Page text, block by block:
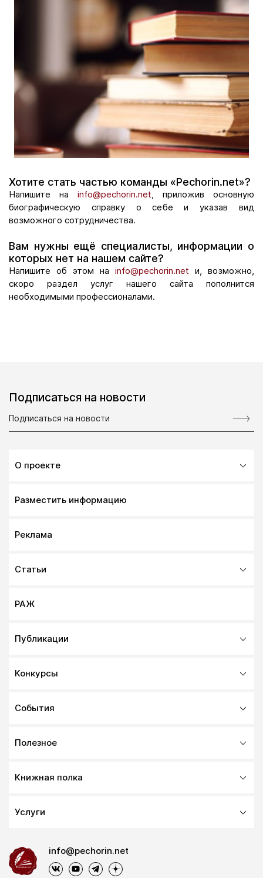
Хотите стать частью команды «Pechorin.net»?
Напишите на info@pechorin.net , приложив основную
биографическую справку о себе и указав вид
возможного сотрудничества.
Вам нужны ещё специалисты, информации о
которых нет на нашем сайте?
Напишите об этом на info@pechorin.net и, возможно,
скоро раздел услуг нашего сайта пополнится
необходимыми профессионалами.
Подписаться на новости
О проекте
Разместить информацию
Реклама
Статьи
РАЖ
Публикации
Конкурсы
События
Полезное
Книжная полка
Услуги
info@pechorin.net